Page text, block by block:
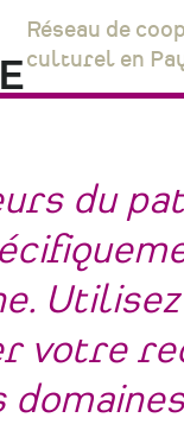
Réseau de
culturel en
du
votre